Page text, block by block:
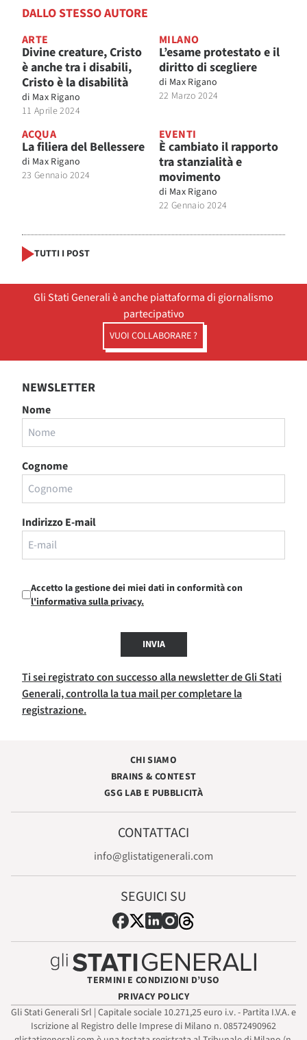
DALLO STESSO AUTORE
ARTE
Divine creature, Cristo
è anche tra i disabili,
Cristo è la disabilità
di Max Rigano
11 Aprile 2024
MILANO
L’esame protestato e il
diritto di scegliere
di Max Rigano
22 Marzo 2024
ACQUA
La filiera del Bellessere
di Max Rigano
23 Gennaio 2024
EVENTI
È cambiato il rapporto
tra stanzialità e
movimento
di Max Rigano
22 Gennaio 2024
TUTTI I POST
Gli Stati Generali è anche piattaforma di giornalismo
partecipativo
VUOI COLLABORARE ?
NEWSLETTER
Nome
Cognome
Indirizzo E-mail
Accetto la gestione dei miei dati in conformità con
l'informativa sulla privacy.
INVIA
Ti sei registrato con successo alla newsletter de Gli Stati
Generali, controlla la tua mail per completare la
registrazione.
CHI SIAMO
BRAINS & CONTEST
GSG LAB E PUBBLICITÀ
CONTATTACI
info@glistatigenerali.com
SEGUICI SU
TERMINI E CONDIZIONI D’USO
PRIVACY POLICY
Gli Stati Generali Srl | Capitale sociale 10.271,25 euro i.v. - Partita I.V.A. e
Iscrizione al Registro delle Imprese di Milano n. 08572490962